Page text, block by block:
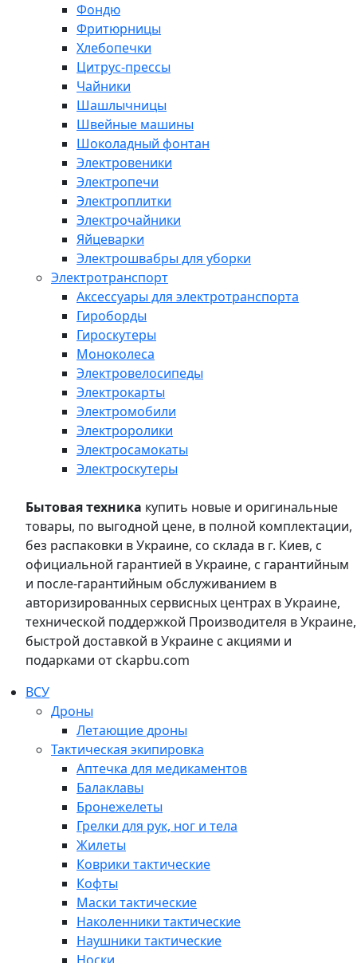
Фондю
Фритюрницы
Хлебопечки
Цитрус-прессы
Чайники
Шашлычницы
Швейные машины
Шоколадный фонтан
Электровеники
Электропечи
Электроплитки
Электрочайники
Яйцеварки
Электрошвабры для уборки
Электротранспорт
Аксессуары для электротранспорта
Гироборды
Гироскутеры
Моноколеса
Электровелосипеды
Электрокарты
Электромобили
Электроролики
Электросамокаты
Электроскутеры
Бытовая техника купить новые и оригинальные
товары, по выгодной цене, в полной комплектации,
без распаковки в Украине, со склада в г. Киев, с
официальной гарантией в Украине, с гарантийным
и после-гарантийным обслуживанием в
авторизированных сервисных центрах в Украине,
технической поддержкой Производителя в Украине,
быстрой доставкой в Украине с акциями и
подарками от ckapbu.com
ВСУ
Дроны
Летающие дроны
Тактическая экипировка
Аптечка для медикаментов
Балаклавы
Бронежелеты
Грелки для рук, ног и тела
Жилеты
Коврики тактические
Кофты
Маски тактические
Наколенники тактические
Наушники тактические